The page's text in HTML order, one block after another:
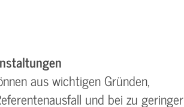
aus wichtigen Gründen,
und bei zu geringer